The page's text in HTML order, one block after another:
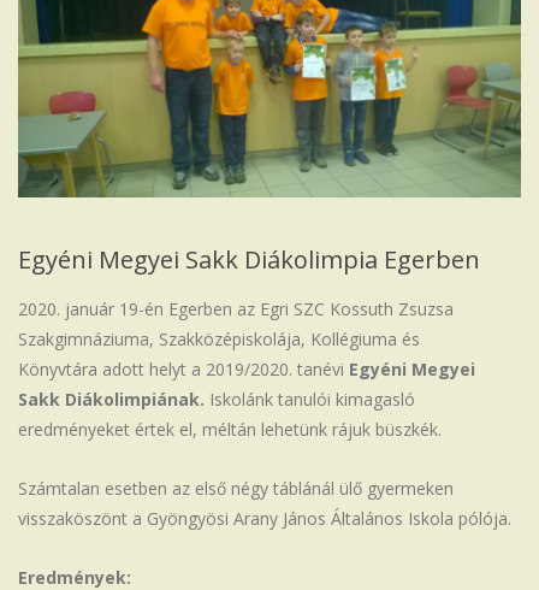
Iskola
Egyéni Megyei Sakk Diákolimpia Egerben
2020. január 19-én Egerben az Egri SZC Kossuth Zsuzsa
Szakgimnáziuma, Szakközépiskolája, Kollégiuma és
Könyvtára adott helyt a 2019/2020. tanévi Egyéni Megyei
Sakk Diákolimpiának. Iskolánk tanulói kimagasló
eredményeket értek el, méltán lehetünk rájuk büszkék.
Számtalan esetben az első négy táblánál ülő gyermeken
visszaköszönt a Gyöngyösi Arany János Általános Iskola pólója.
Eredmények: